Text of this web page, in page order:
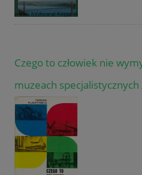
Czego to człowiek nie
muzeach specjalistycznych